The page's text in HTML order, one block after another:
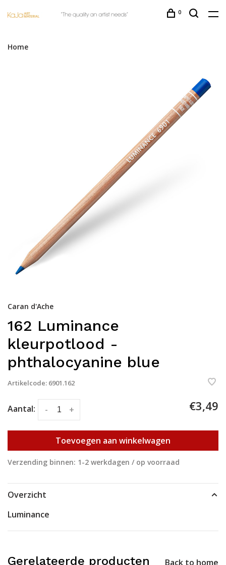
0
Home
Caran d'Ache
162 Luminance
kleurpotlood -
phthalocyanine blue
Artikelcode: 6901.162
Aantal: +
- €3,49
Toevoegen aan winkelwagen
Verzending binnen: 1-2 werkdagen / op voorraad
Overzicht
Luminance
Gerelateerde producten Back to home